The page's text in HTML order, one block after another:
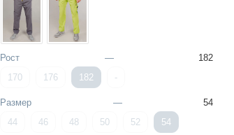
Рост —
182
170
176 182 -
Размер —
54
44
46 48 50 52 54